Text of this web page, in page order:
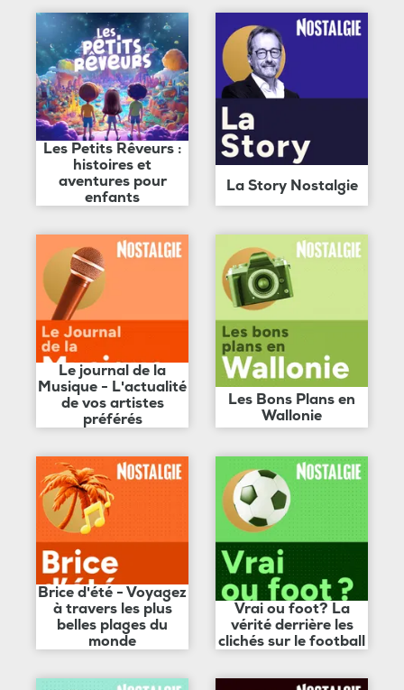
Les Petits Rêveurs :
histoires et
aventures pour
enfants
La Story Nostalgie
Le journal de la
Musique - L'actualité
de vos artistes
préférés
Les Bons Plans en
Wallonie
Brice d'été - Voyagez
à travers les plus
belles plages du
monde
Vrai ou foot? La
vérité derrière les
clichés sur le football